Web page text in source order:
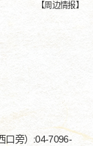
【周边情报】
口旁）:04-7096-